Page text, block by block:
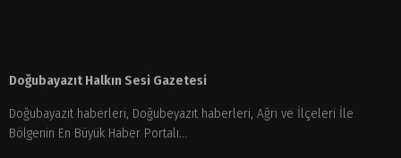
Doğubayazıt Halkın Sesi Gazetesi
Doğubayazıt haberleri, Doğubeyazıt haberleri, Ağrı ve İlçeleri İle
Bölgenin En Büyük Haber Portalı...